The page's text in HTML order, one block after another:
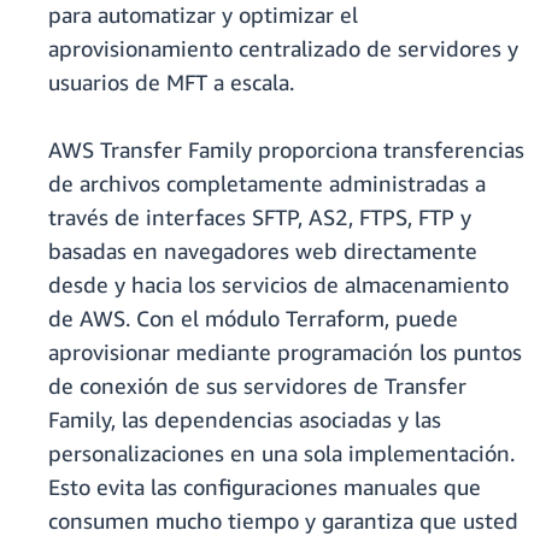
para automatizar y optimizar el
aprovisionamiento centralizado de servidores y
usuarios de MFT a escala.
AWS Transfer Family proporciona transferencias
de archivos completamente administradas a
través de interfaces SFTP, AS2, FTPS, FTP y
basadas en navegadores web directamente
desde y hacia los servicios de almacenamiento
de AWS. Con el módulo Terraform, puede
aprovisionar mediante programación los puntos
de conexión de sus servidores de Transfer
Family, las dependencias asociadas y las
personalizaciones en una sola implementación.
Esto evita las configuraciones manuales que
consumen mucho tiempo y garantiza que usted